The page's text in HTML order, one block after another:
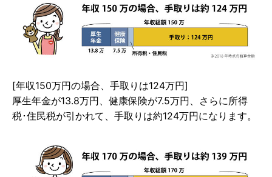
[年収150万円の場合、手取りは124万円]
厚生年金が13.8万円、健康保険が7.5万円、さらに所得
税･住民税が引かれて、手取りは約124万円になります。